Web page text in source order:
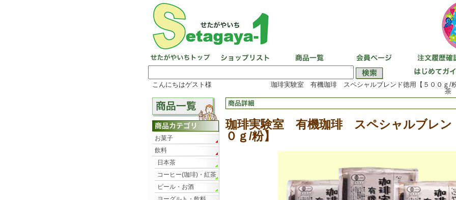
こんにちはゲスト様
珈琲実験室 有機珈琲 スペシャルブレンド徳用【５００ｇ/
茶
珈琲実験室 有機珈琲 スペシャルブレン
０ｇ/粉】
お菓子
飲料
日本茶
コーヒー(珈琲)・紅茶
ビール・お酒